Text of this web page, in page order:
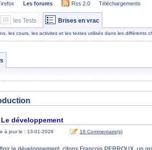
Les forums Rss 2.0 Téléchargements
les Tests Brises en vrac
les cours, les activites et les textes utilisés dans les différents
Le développement
à jour le : 13-01-2026 18 Commentaire(s)
le développement, citons François PERROUX, un